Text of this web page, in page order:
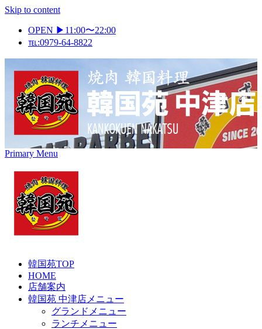
Skip to content
OPEN ▶11:00〜22:00
℡:0979-64-8822
Primary Menu
韓国苑TOP
HOME
店舗案内
韓国苑 中津店メニュー
グランドメニュー
ランチメニュー